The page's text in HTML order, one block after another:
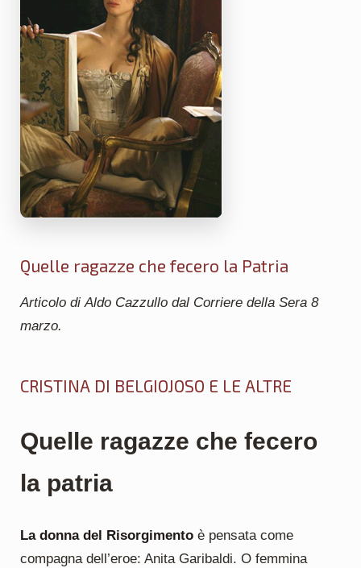
Quelle ragazze che fecero la Patria
Articolo di Aldo Cazzullo dal Corriere della Sera 8
marzo.
CRISTINA DI BELGIOJOSO E LE ALTRE
Quelle ragazze che fecero
la patria
La donna del Risorgimentoè pensata come
compagna dell’eroe: Anita Garibaldi. O femmina